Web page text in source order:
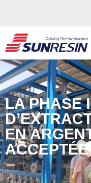
LA PHASE
EN
ACCEPTÉE